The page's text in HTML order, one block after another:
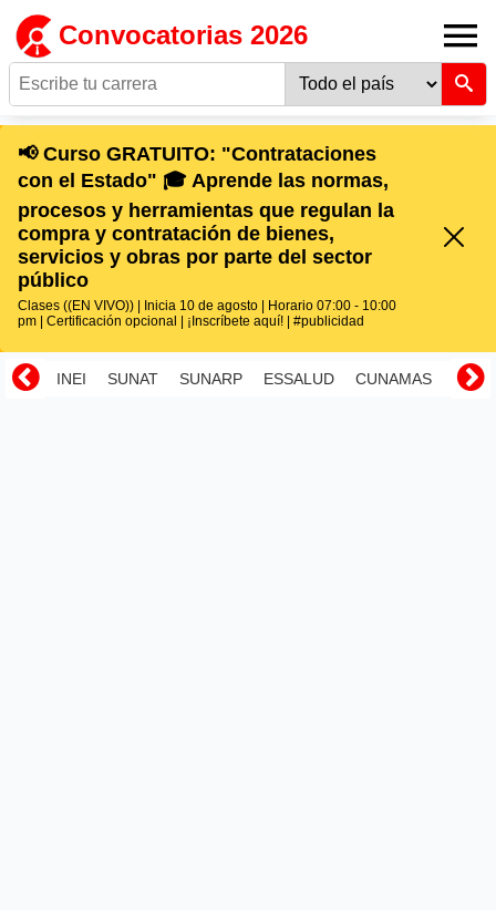
Convocatorias 2026
📢 Curso GRATUITO: "Contrataciones
con el Estado" 🎓 Aprende las normas,
procesos y herramientas que regulan la
compra y contratación de bienes,
servicios y obras por parte del sector
público
Clases ((EN VIVO)) | Inicia 10 de agosto | Horario 07:00 - 10:00
pm | Certificación opcional | ¡Inscríbete aquí! | #publicidad
INEI SUNAT SUNARP ESSALUD CUNAMAS